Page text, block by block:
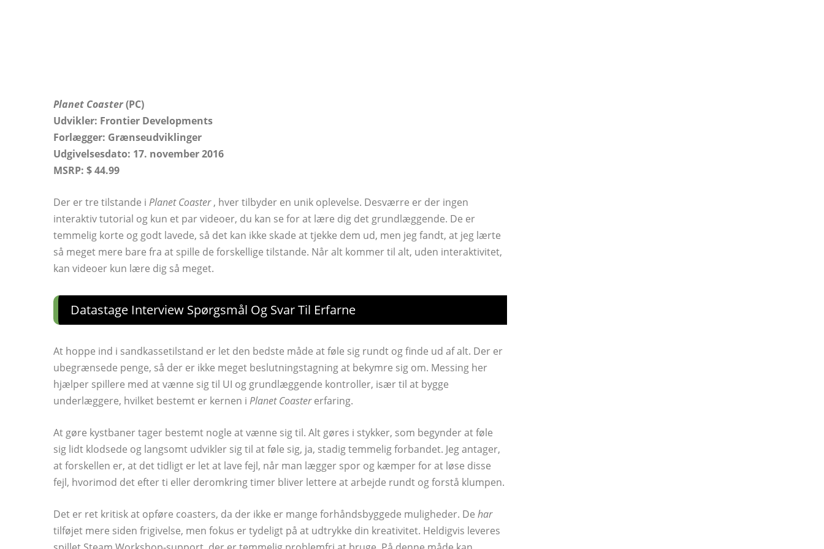
Planet Coaster(PC)
Udvikler: Frontier Developments
Forlægger: Grænseudviklinger
Udgivelsesdato: 17. november 2016
MSRP: $ 44.99
Der er tre tilstande i Planet Coaster, hver tilbyder en unik oplevelse. Desværre er der ingen
interaktiv tutorial og kun et par videoer, du kan se for at lære dig det grundlæggende. De er
temmelig korte og godt lavede, så det kan ikke skade at tjekke dem ud, men jeg fandt, at jeg lærte
så meget mere bare fra at spille de forskellige tilstande. Når alt kommer til alt, uden interaktivitet,
kan videoer kun lære dig så meget.
Datastage Interview Spørgsmål Og Svar Til Erfarne
At hoppe ind i sandkassetilstand er let den bedste måde at føle sig rundt og finde ud af alt. Der er
ubegrænsede penge, så der er ikke meget beslutningstagning at bekymre sig om. Messing her
hjælper spillere med at vænne sig til UI og grundlæggende kontroller, især til at bygge
underlæggere, hvilket bestemt er kernen i Planet Coastererfaring.
At gøre kystbaner tager bestemt nogle at vænne sig til. Alt gøres i stykker, som begynder at føle
sig lidt klodsede og langsomt udvikler sig til at føle sig, ja, stadig temmelig forbandet. Jeg antager,
at forskellen er, at det tidligt er let at lave fejl, når man lægger spor og kæmper for at løse disse
fejl, hvorimod det efter ti eller deromkring timer bliver lettere at arbejde rundt og forstå klumpen.
Det er ret kritisk at opføre coasters, da der ikke er mange forhåndsbyggede muligheder. De har
tilføjet mere siden frigivelse, men fokus er tydeligt på at udtrykke din kreativitet. Heldigvis leveres